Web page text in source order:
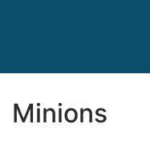
Minions